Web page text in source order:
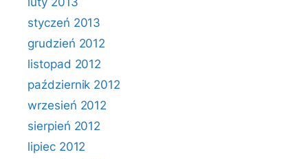
styczeń 2013
grudzień 2012
listopad 2012
październik 2012
wrzesień 2012
sierpień 2012
lipiec 2012